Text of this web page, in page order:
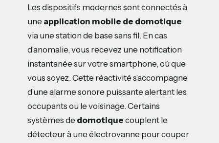
Les dispositifs modernes sont connectés à
une application mobile de domotique
via une station de base sans fil. En cas
d’anomalie, vous recevez une notification
instantanée sur votre smartphone, où que
vous soyez. Cette réactivité s’accompagne
d’une alarme sonore puissante alertant les
occupants ou le voisinage. Certains
systèmes de domotique couplent le
détecteur à une électrovanne pour couper